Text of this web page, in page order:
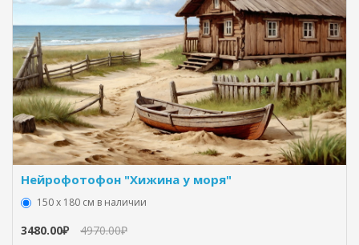
Нейрофотофон "Хижина у моря"
150 х 180 см в наличии
3480.00₽ 4970.00₽